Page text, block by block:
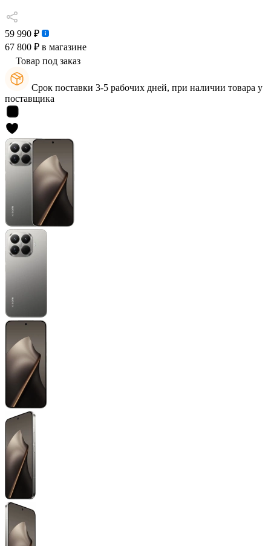
59 990 ₽
67 800 ₽ в магазине
Товар под заказ
Срок поставки 3-5 рабочих дней, при наличии товара у
поставщика